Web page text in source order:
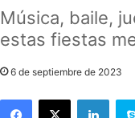
Música, baile,
estas fiestas
6 de septiembre de 2023
Facebook
X